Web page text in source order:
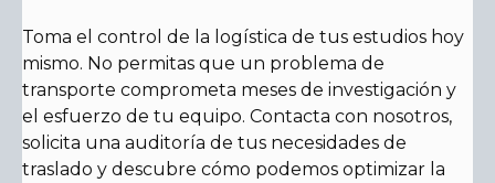
Toma el control de la logística de tus estudios hoy
mismo. No permitas que un problema de
transporte comprometa meses de investigación y
el esfuerzo de tu equipo. Contacta con nosotros,
solicita una auditoría de tus necesidades de
traslado y descubre cómo podemos optimizar la